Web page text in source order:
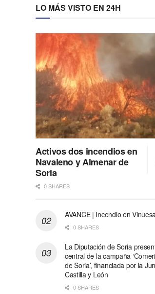
LO MÁS VISTO EN 24H
Activos dos incendios en
Navaleno y Almenar de
Soria
0 SHARES
AVANCE | Incendio en Vinuesa
0 SHARES
La Diputación de Soria
central de la campaña
de Soria’, financiada por la
Castilla y León
0 SHARES